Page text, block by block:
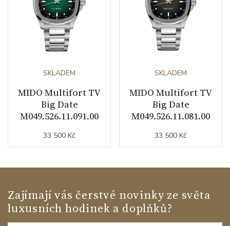
SKLADEM
MIDO Multifort TV
Big Date
M049.526.11.091.00
33 500 Kč
SKLADEM
MIDO Multifort TV
Big Date
M049.526.11.081.00
33 500 Kč
Zajímají vás čerstvé novinky ze světa
luxusních hodinek a doplňků?